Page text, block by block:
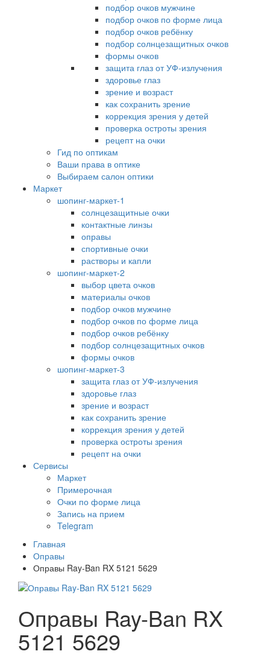
подбор очков мужчине
подбор очков по форме лица
подбор очков ребёнку
подбор солнцезащитных очков
формы очков
защита глаз от УФ-излучения
здоровье глаз
зрение и возраст
как сохранить зрение
коррекция зрения у детей
проверка остроты зрения
рецепт на очки
Гид по оптикам
Ваши права в оптике
Выбираем салон оптики
Маркет
шопинг-маркет-1
солнцезащитные очки
контактные линзы
оправы
спортивные очки
растворы и капли
шопинг-маркет-2
выбор цвета очков
материалы очков
подбор очков мужчине
подбор очков по форме лица
подбор очков ребёнку
подбор солнцезащитных очков
формы очков
шопинг-маркет-3
защита глаз от УФ-излучения
здоровье глаз
зрение и возраст
как сохранить зрение
коррекция зрения у детей
проверка остроты зрения
рецепт на очки
Сервисы
Маркет
Примерочная
Очки по форме лица
Запись на прием
Telegram
Главная
Оправы
Оправы Ray-Ban RX 5121 5629
Оправы Ray-Ban RX
5121 5629